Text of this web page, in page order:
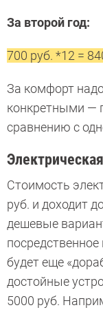
За второй год:
700 руб. *12 =
За комфорт
конкретными —
сравнению с
Стоимость
руб. и доходит
дешевые
будет еще
достойные
5000 руб.